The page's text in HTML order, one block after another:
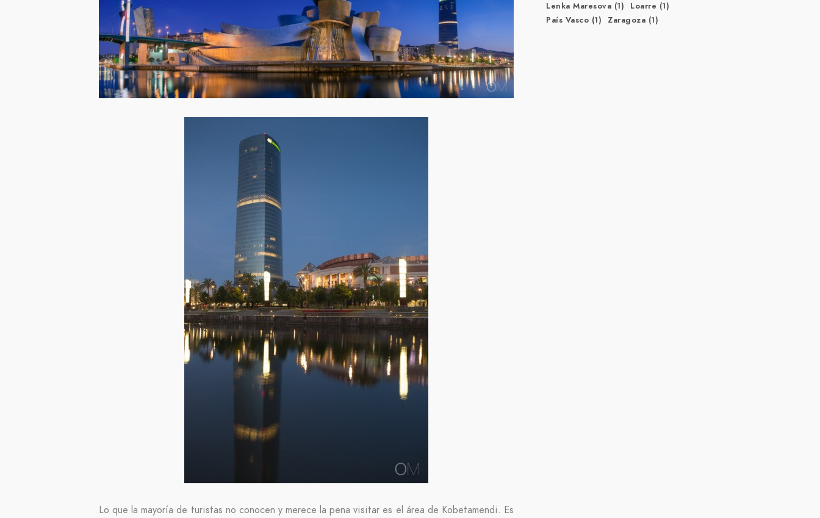
Lo que la mayoría de turistas no conocen y merece la pena visitar es el área de Kobetamendi. Es
Lenka Maresova (1) Loarre (1)
País Vasco (1) Zaragoza (1)